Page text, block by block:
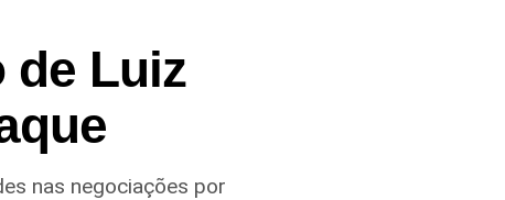
de Luiz
nas negociações por